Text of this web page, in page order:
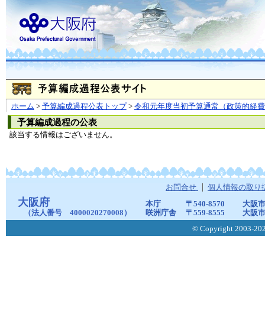
ホーム > 予算編成過程公表トップ> 令和元年度当初予算通常（政策的経
予算編成過程の公表
該当する情報はございません。
お問合せ 個人情報の取り
大阪府
（法人番号 4000020270008）
本庁 〒540-8570
大阪
咲洲庁舎
〒559-8555
大阪
© Copyright 2003-